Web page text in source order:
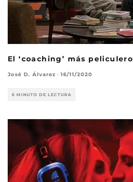
El ‘coaching’ más peliculero
José D. Álvarez · 16/11/2020
6 MINUTO DE LECTURA